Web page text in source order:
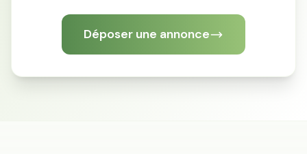
Déposer une annonce